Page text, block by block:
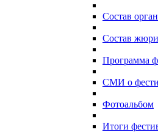
Состав
Состав жюри
Программа
СМИ о
Фотоальбом
Итоги